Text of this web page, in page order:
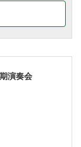
演奏会